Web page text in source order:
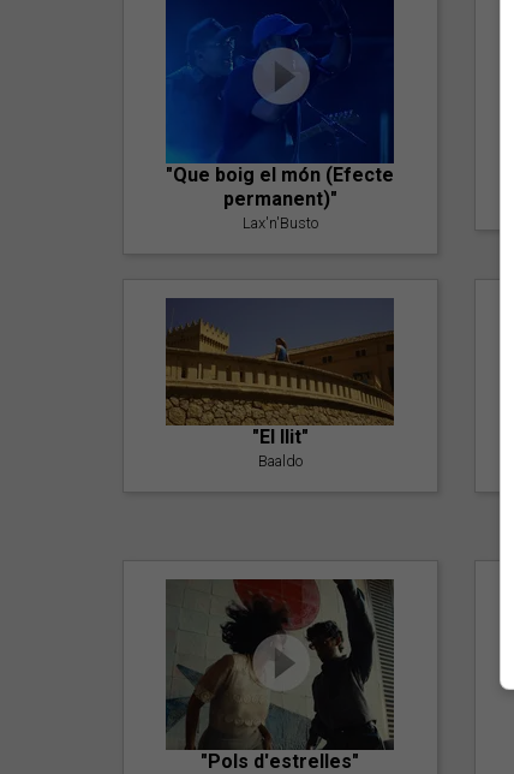
"Que boig el món (Efecte
permanent)"
Lax'n'Busto
"El llit"
Baaldo
"Pols d'estrelles"